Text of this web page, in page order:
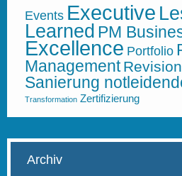
Events Executive
Learned PM
Excellence Portfolio
Management
Sanierung
Transformation Zertifizierung
Archiv